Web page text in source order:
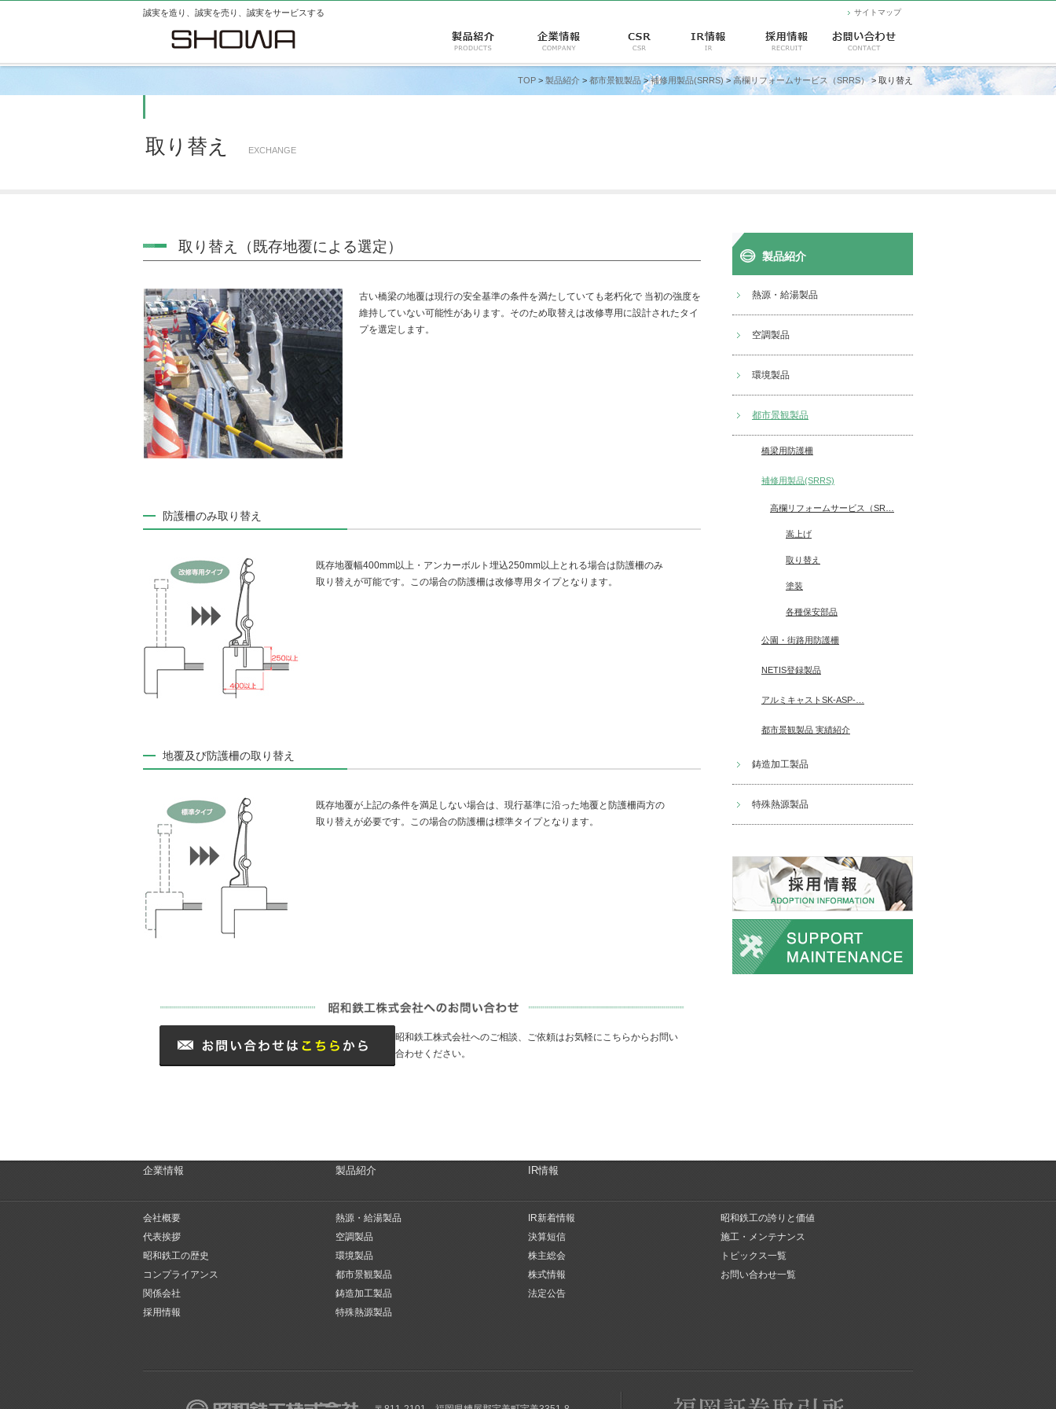
誠実を造り、誠実を売り、誠実をサービスする サイトマップ
TOP > 製品紹介 > 都市景観製品>補修用製品(SRRS)>高欄リフォームサービス（SRRS）> 取り替え
取り替え EXCHANGE
取り替え（既存地覆による選定）
古い橋梁の地覆は現行の安全基準の条件を満たしていても老朽化で 当初の強度を
維持していない可能性があります。そのため取替えは改修専用に設計されたタイ
プを選定します。
防護柵のみ取り替え
既存地覆幅400mm以上・アンカーボルト埋込250mm以上とれる場合は防護柵のみ
取り替えが可能です。この場合の防護柵は改修専用タイプとなります。
地覆及び防護柵の取り替え
既存地覆が上記の条件を満足しない場合は、現行基準に沿った地覆と防護柵両方の
取り替えが必要です。この場合の防護柵は標準タイプとなります。
昭和鉄工株式会社へのご相談、ご依頼はお気軽にこちらからお問い
合わせください。
製品紹介
熱源・給湯製品
空調製品
環境製品
都市景観製品
橋梁用防護柵
補修用製品(SRRS)
高欄リフォームサービス（SR
嵩上げ
取り替え
塗装
各種保安部品
公園・街路用防護柵
NETIS登録製品
アルミキャストSK-ASP-
都市景観製品 実績紹介
鋳造加工製品
特殊熱源製品
企業情報
会社概要
代表挨拶
昭和鉄工の歴史
コンプライアンス
関係会社
採用情報
製品紹介
熱源・給湯製品
空調製品
環境製品
都市景観製品
鋳造加工製品
特殊熱源製品
IR情報
IR新着情報
決算短信
株主総会
株式情報
法定公告
昭和鉄工の誇りと価値
施工・メンテナンス
トピックス一覧
お問い合わせ一覧